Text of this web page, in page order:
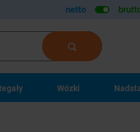
netto
Wózki